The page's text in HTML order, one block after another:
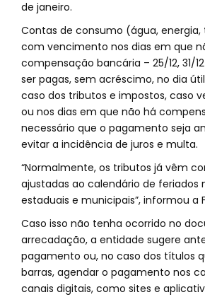
de janeiro.
Contas de consumo (água,
com vencimento nos dias em que
compensação bancária – 25/12, 31/
ser pagas, sem acréscimo, no dia
caso dos tributos e impostos, caso
ou nos dias em que não há
necessário que o pagamento seja
evitar a incidência de juros e multa.
“Normalmente, os tributos já vêm
ajustadas ao calendário de feriados
estaduais e municipais”, informou a
Caso isso não tenha ocorrido no
arrecadação, a entidade sugere
pagamento ou, no caso dos títulos
barras, agendar o pagamento nos
canais digitais, como sites e